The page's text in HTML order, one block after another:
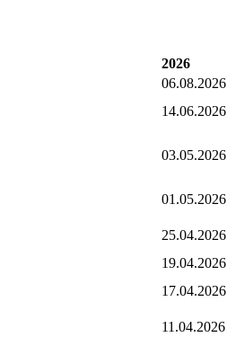
2026
06.08.2026
14.06.2026
03.05.2026
01.05.2026
25.04.2026
19.04.2026
17.04.2026
11.04.2026